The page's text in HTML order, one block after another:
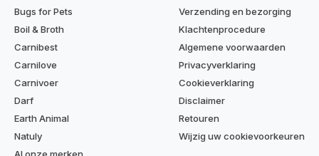
Bugs for Pets
Boil & Broth
Carnibest
Carnilove
Carnivoer
Darf
Earth Animal
Natuly
Verzending en bezorging
Klachtenprocedure
Algemene voorwaarden
Privacyverklaring
Cookieverklaring
Disclaimer
Retouren
Wijzig uw cookievoorkeuren